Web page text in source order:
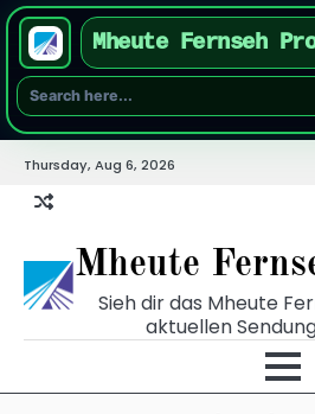
Mheute Fernseh
content
Thursday, Aug 6, 2026
Mheute
Sieh dir das Mheute
aktuellen